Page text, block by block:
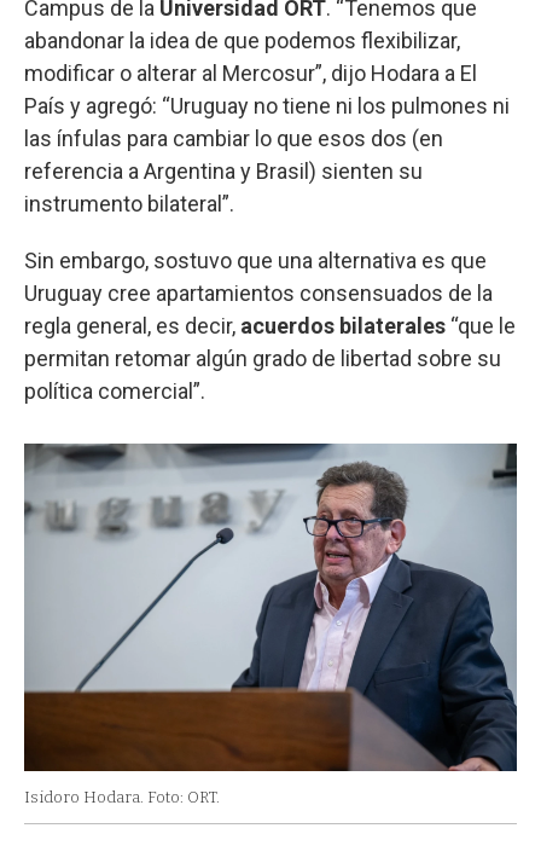
Campus de la Universidad ORT. “Tenemos que
abandonar la idea de que podemos flexibilizar,
modificar o alterar al Mercosur”, dijo Hodara a El
País y agregó: “Uruguay no tiene ni los pulmones ni
las ínfulas para cambiar lo que esos dos (en
referencia a Argentina y Brasil) sienten su
instrumento bilateral”.
Sin embargo, sostuvo que una alternativa es que
Uruguay cree apartamientos consensuados de la
regla general, es decir, acuerdos bilaterales “que le
permitan retomar algún grado de libertad sobre su
política comercial”.
Isidoro Hodara. Foto: ORT.